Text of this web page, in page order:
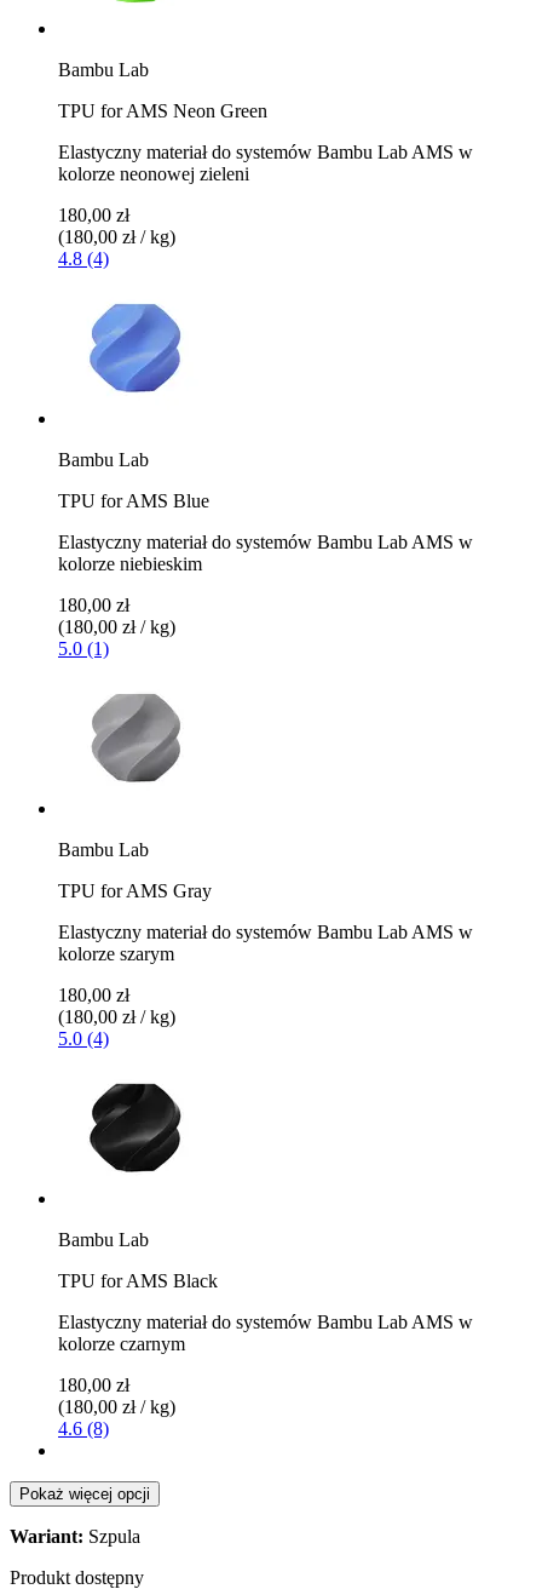
Bambu Lab
TPU for AMS Neon Green
Elastyczny materiał do systemów Bambu Lab AMS w
kolorze neonowej zieleni
180,00 zł
(180,00 zł / kg)
4.8 (4)
Bambu Lab
TPU for AMS Blue
Elastyczny materiał do systemów Bambu Lab AMS w
kolorze niebieskim
180,00 zł
(180,00 zł / kg)
5.0 (1)
Bambu Lab
TPU for AMS Gray
Elastyczny materiał do systemów Bambu Lab AMS w
kolorze szarym
180,00 zł
(180,00 zł / kg)
5.0 (4)
Bambu Lab
TPU for AMS Black
Elastyczny materiał do systemów Bambu Lab AMS w
kolorze czarnym
180,00 zł
(180,00 zł / kg)
4.6 (8)
Pokaż więcej opcji
Wariant: Szpula
Produkt dostępny